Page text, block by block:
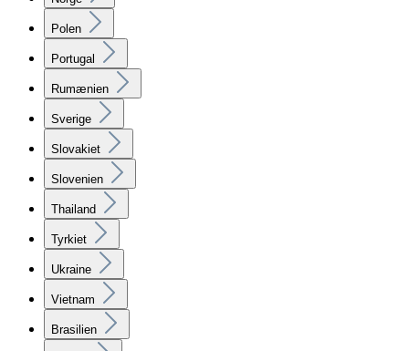
Polen
Portugal
Rumænien
Sverige
Slovakiet
Slovenien
Thailand
Tyrkiet
Ukraine
Vietnam
Brasilien